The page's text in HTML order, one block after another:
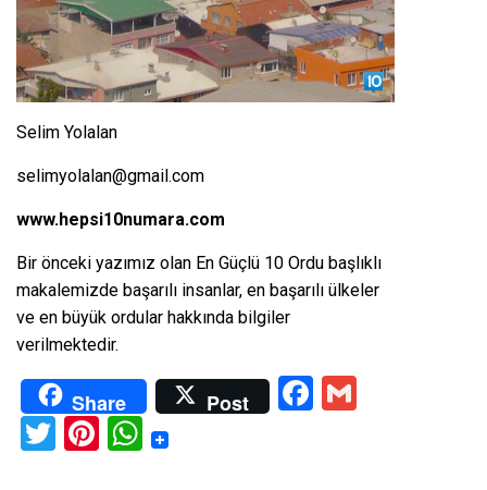
Selim Yolalan
selimyolalan@gmail.com
www.hepsi10numara.com
Bir önceki yazımız olan En Güçlü 10 Ordu başlıklı
makalemizde başarılı insanlar, en başarılı ülkeler
ve en büyük ordular hakkında bilgiler
verilmektedir.
Share Post Facebook
Twitter
Pinterest
WhatsApp